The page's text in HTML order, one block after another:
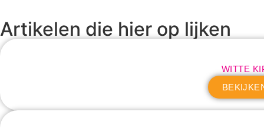
Artikelen die hier op lijken
WITTE